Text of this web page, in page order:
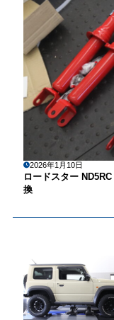
2026年1月10日
ロードスター
換